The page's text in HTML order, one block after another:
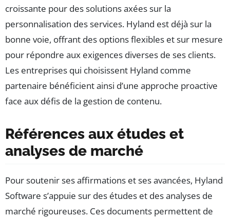
croissante pour des solutions axées sur la
personnalisation des services. Hyland est déjà sur la
bonne voie, offrant des options flexibles et sur mesure
pour répondre aux exigences diverses de ses clients.
Les entreprises qui choisissent Hyland comme
partenaire bénéficient ainsi d’une approche proactive
face aux défis de la gestion de contenu.
Références aux études et
analyses de marché
Pour soutenir ses affirmations et ses avancées, Hyland
Software s’appuie sur des études et des analyses de
marché rigoureuses. Ces documents permettent de